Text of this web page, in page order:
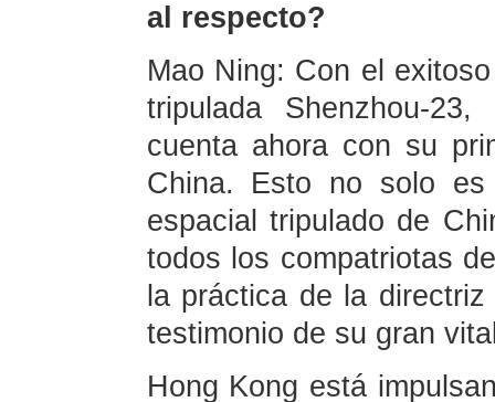
al respecto?
Mao Ning: Con el
tripulada Shenzhou-
cuenta ahora con su
China. Esto no solo
espacial tripulado de
todos los compatriotas
la práctica de la
testimonio de su gran
Hong Kong está